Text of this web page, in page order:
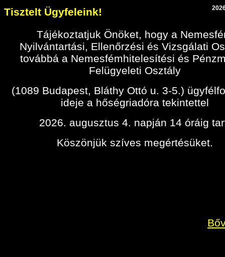
Tisztelt Ügyfeleink!
Tájékoztatjuk Önöket, hogy a
Nyilvántartási, Ellenőrzési és Vizsgálati
továbbá a Nemesfémhitelesítési és
Felügyeleti Osztály
(1089 Budapest, Bláthy Ottó u. 3-5.)
ideje a hőségriadóra tekintettel
2026. augusztus 4. napján 14 óráig
Köszönjük szíves megértésüket.